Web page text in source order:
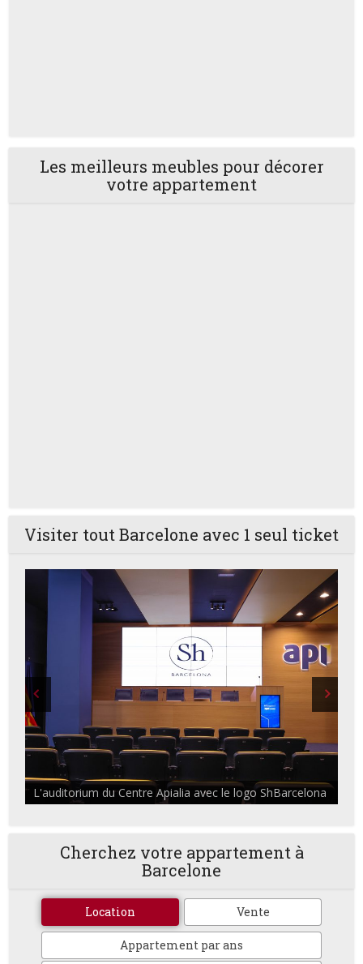
Les meilleurs meubles pour décorer
votre appartement
Visiter tout Barcelone avec 1 seul ticket
L'auditorium du Centre Apialia avec le logo ShBarcelona
Cherchez votre appartement à
Barcelone
Location Vente
Appartement par ans